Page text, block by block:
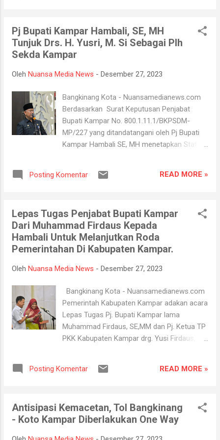
menghadiri acara silahturahmi ketua
Rt,Rw,Lpm dan seluruh lurah se-kecamatan
Tuah Madani.Dalam acara silahturahmi
Dr.Nurhasminsyah,S.STP.,M.Si yang biasa
prioritas Penjabat Wali kota pekanbaru
bapak Mufliun,S.STP.,M.AP yang mana
program prioritas dari bapak Pj Pekanbaru
yang biasa disapa Uun tersebut adalah : -
Santunan kematian -Pinjaman UMKM -
Coverage(UHC) -Doctor On Call Persiapan
Pj Bupati Kampar Hambali, SE, MH
Tunjuk Drs. H. Yusri, M. Si Sebagai Plh
Sekda Kampar
Oleh Nuansa Media News - Desember 27, 2023
Bangkinang Kota - Nuansamedianews.com
Berdasarkan Surat Keputusan Penjabat
Bupati Kampar No. 800.1.11.1/BKPSDM-
MP/227 yang ditandatangani oleh Pj Bupati
Kampar Hambali SE, MH menetapkan Staf
ditunjuk dan di percayakan oleh Pj Bupati
(Sekda) Kabupaten Kampar. Penunjukan Drs.
H. Yusri, M. Si sebagai Plh Sekda Kampar
dilakukan setelah Sekda sebelumnya
Hambali, SE, MH di lantik sebagai Pj Bupati
oleh Gubernur Riau. Di konfirmasi tim
membenarkan hal tersebut. " Ya benar, Staf
Ahli Bupati Kampar Drs Yusri, M. Si di tunjuk
sebagai Plh Sekda Kampar oleh Pj Bupati
Kampar terhitung sejak tanggal 22 Desember
2023 sesuai dengan SK yang sudah di
Posting Komentar READ MORE »
Lepas Tugas Penjabat Bupati Kampar
Dari Muhammad Firdaus Kepada
Hambali Untuk Melanjutkan Roda
Pemerintahan Di Kabupaten Kampar.
Oleh Nuansa Media News - Desember 27, 2023
Bangkinang Kota - Nuansamedianews.com
Pemerintah Kabupaten Kampar adakan acara
Lepas Tugas Pj. Bupati Kampar lama
Muhammad Firdaus, SE,MM dan Pj. Ketua TP
PKK Kabupaten Kampar drg. Yusi Firdaus,
baru Hambali, SE, MH beserta Ricana Djayanti
Hadir dalam acara Lepas Tugas ini
Forkopimda Kampar, Plh. Sekda Kampar Drs.
Posting Komentar READ MORE »
Antisipasi Kemacetan, Tol Bangkinang
- Koto Kampar Diberlakukan One Way